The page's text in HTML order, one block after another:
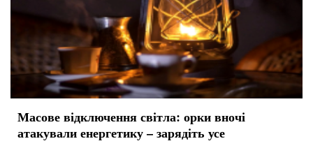
Масове відключення світла: орки вночі
атакували енергетику – зарядіть усе